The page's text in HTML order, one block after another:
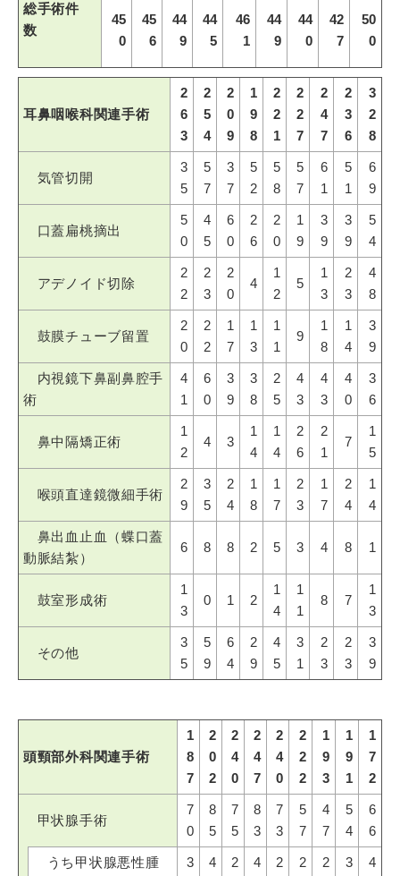
総手術件
数
45
0
45
6
44
9
44
5
46
1
44
9
44
0
42
7
50
0
耳鼻咽喉科関連手術
2
6
3
2
5
4
2
0
9
1
9
8
2
2
1
2
2
7
2
4
7
2
3
6
3
2
8
気管切開
3
5
5
7
3
7
5
2
5
8
5
7
6
1
5
1
6
9
口蓋扁桃摘出
5
0
4
5
6
0
2
6
2
0
1
9
3
9
3
9
5
4
アデノイド切除
2
2
2
3
2
0
4
1
2
5
1
3
2
3
4
8
鼓膜チューブ留置
2
0
2
2
1
7
1
3
1
1
9
1
8
1
4
3
9
内視鏡下鼻副鼻腔手
術
4
1
6
0
3
9
3
8
2
5
4
3
4
3
4
0
3
6
鼻中隔矯正術
1
2
4 3
1
4
1
4
2
6
2
1
7
1
5
喉頭直達鏡微細手術
2
9
3
5
2
4
1
8
1
7
2
3
1
7
2
4
1
4
鼻出血止血（蝶口蓋
動脈結紮）
6 8 8 2 5 3 4 8 1
鼓室形成術
1
3
0 1 2
1
4
1
1
8 7
1
3
その他
3
5
5
9
6
4
2
9
4
5
3
1
2
3
2
3
3
9
頭頸部外科関連手術
1
8
7
2
0
2
2
4
0
2
4
7
2
4
0
2
2
2
1
9
3
1
9
1
1
7
2
甲状腺手術
7
0
8
5
7
5
8
3
7
3
5
7
4
7
5
4
6
6
うち甲状腺悪性腫 3 4 2 4 2 2 2 3 4